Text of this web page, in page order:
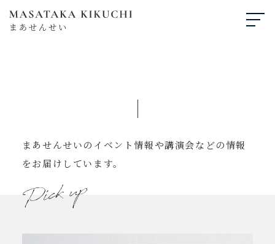
まあせんせいのイベント情報や講演会などの情報
をお届けしています。